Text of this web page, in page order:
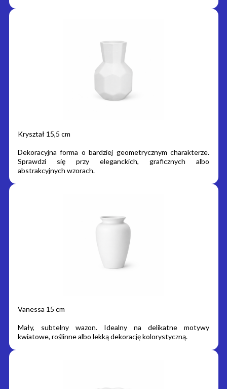
Kryształ 15,5 cm
Dekoracyjna forma o bardziej geometrycznym charakterze.
Sprawdzi się przy eleganckich, graficznych albo
abstrakcyjnych wzorach.
Vanessa 15 cm
Mały, subtelny wazon. Idealny na delikatne motywy
kwiatowe, roślinne albo lekką dekorację kolorystyczną.